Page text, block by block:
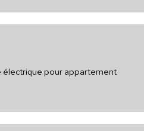
électrique pour appartement